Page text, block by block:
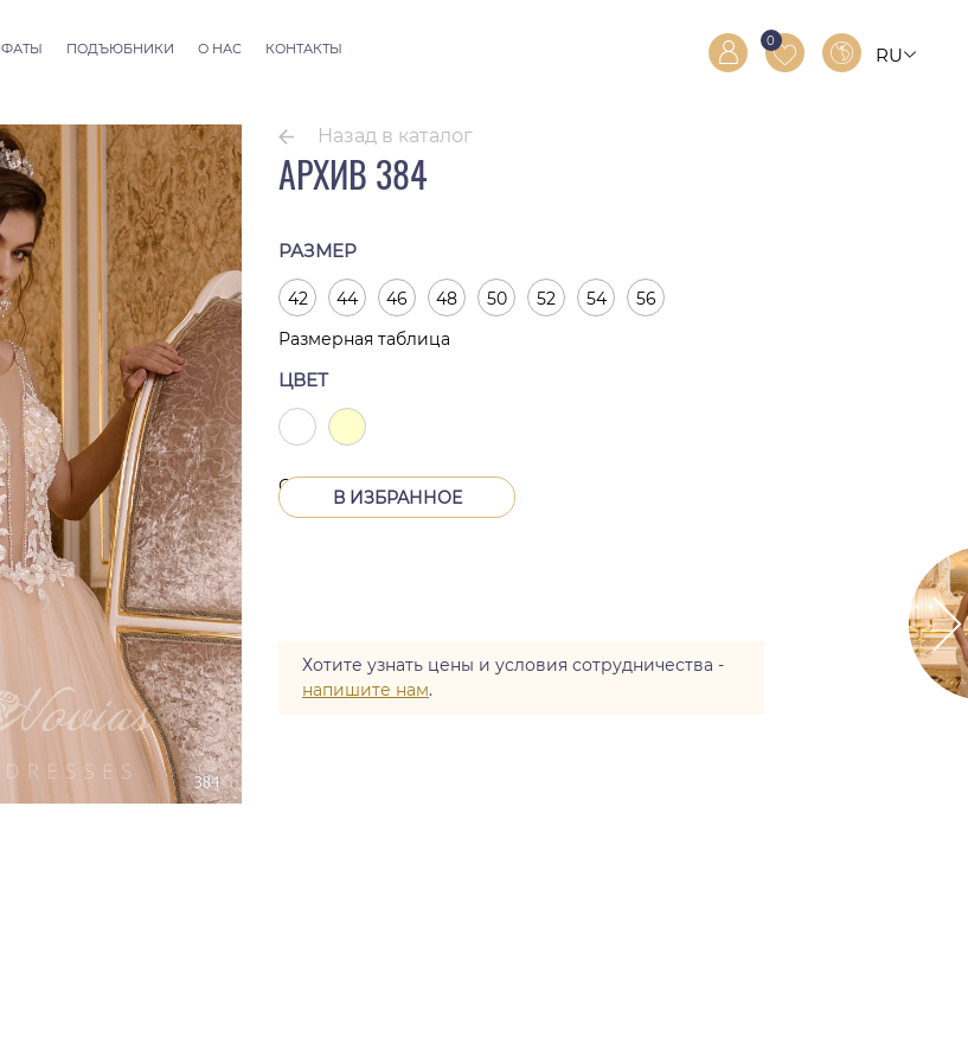
ФАТЫ
Фаты Thessaloniki
Фаты Athens
Фаты Dubai Couture
Фаты Rome
ПОДЪЮБНИКИ О НАС КОНТАКТЫ 0
RU
Назад в каталог
АРХИВ 384
РАЗМЕР
42 44 46 48 50 52 54
56
Размерная таблица
ЦВЕТ
В ИЗБРАННОЕ
Снят с производства
Хотите узнать цены и условия сотрудничества -
напишите нам.